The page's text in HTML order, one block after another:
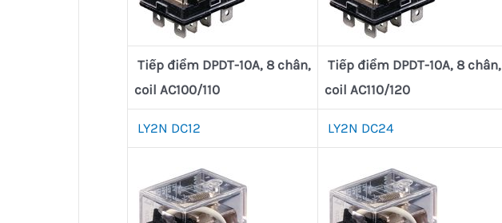
Tiếp điểm DPDT-10A, 8 chân,
coil AC100/110
Tiếp điểm DPDT-10A, 8 chân,
coil AC110/120
LY2N DC12 LY2N DC24